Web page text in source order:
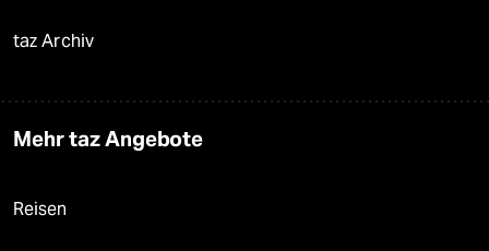
taz Archiv
Mehr taz Angebote
Reisen